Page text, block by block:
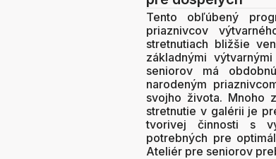
Tento obľúbený
priaznivcov
stretnutiach bližšie
základnými
seniorov má
narodeným
svojho života. Mnoho
stretnutie v galérii je
tvorivej činnosti s
potrebných pre
Ateliér pre seniorov